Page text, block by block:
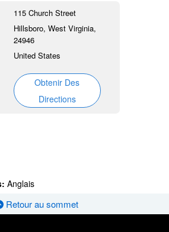
115 Church Street
Hillsboro, West Virginia,
24946
United States
Obtenir Des
Directions
Anglais
Retour au sommet